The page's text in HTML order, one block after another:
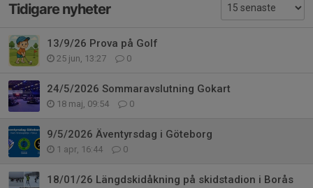
Tidigare nyheter
13/9/26 Prova på Golf
25 jun, 13:27 0
24/5/2026 Sommaravslutning Gokart
18 maj, 09:54 0
9/5/2026 Äventyrsdag i Göteborg
1 apr, 16:44 0
18/01/26 Längdskidåkning på skidstadion i Borås